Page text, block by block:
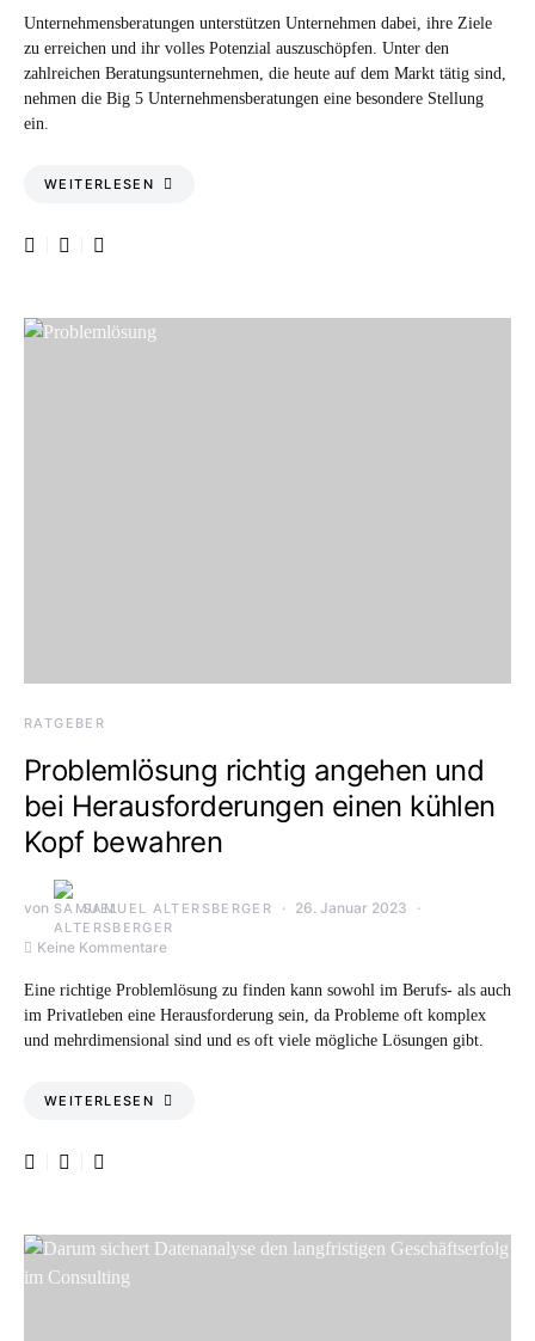
Unternehmensberatungen unterstützen Unternehmen dabei, ihre Ziele
zu erreichen und ihr volles Potenzial auszuschöpfen. Unter den
zahlreichen Beratungsunternehmen, die heute auf dem Markt tätig sind,
nehmen die Big 5 Unternehmensberatungen eine besondere Stellung
ein.
WEITERLESEN
RATGEBER
Problemlösung richtig angehen und
bei Herausforderungen einen kühlen
Kopf bewahren
von SAMUEL ALTERSBERGER 26. Januar 2023
Keine Kommentare
Eine richtige Problemlösung zu finden kann sowohl im Berufs- als auch
im Privatleben eine Herausforderung sein, da Probleme oft komplex
und mehrdimensional sind und es oft viele mögliche Lösungen gibt.
WEITERLESEN